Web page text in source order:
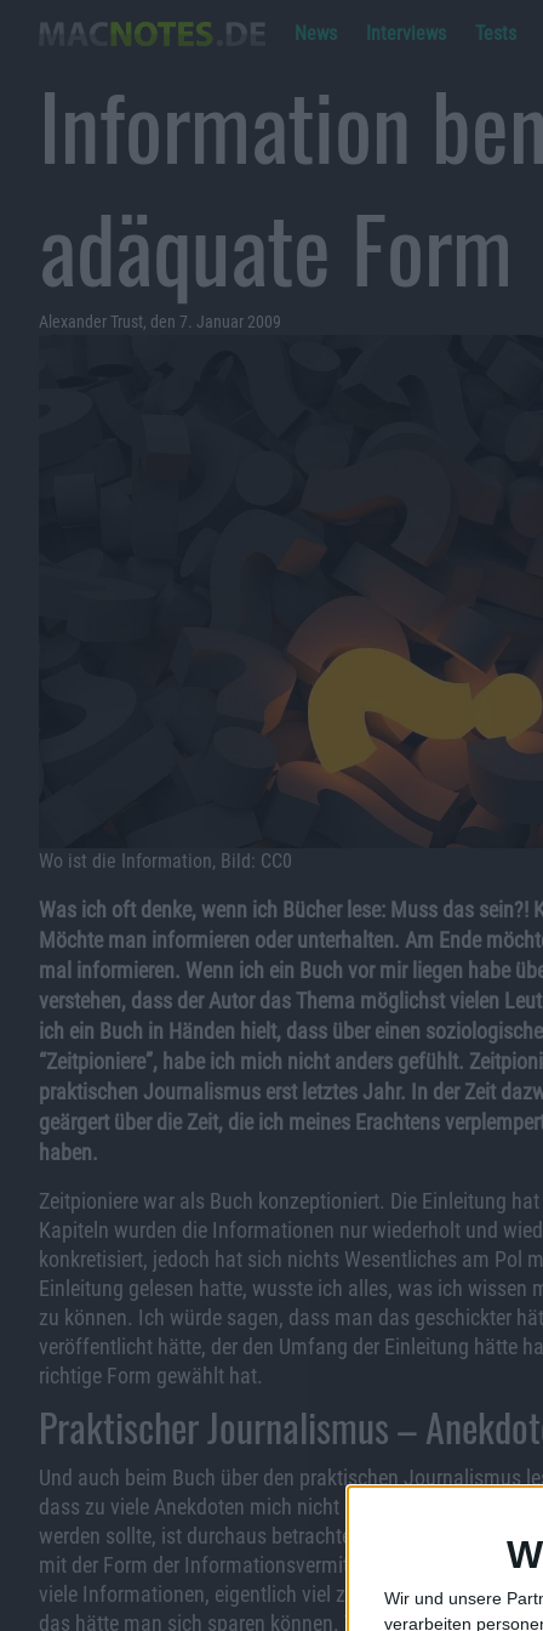
Wir und unsere
verarbeiten
News Interviews Tests
Information
adäquate Form
Alexander Trust, den 7. Januar 2009
Wo ist die Information, Bild: CC0
Was ich oft denke, wenn ich Bücher lese: Muss das
Möchte man informieren oder unterhalten. Am Ende
mal informieren. Wenn ich ein Buch vor mir liegen habe
verstehen, dass der Autor das Thema möglichst vielen
ich ein Buch in Händen hielt, dass über einen
“Zeitpioniere”, habe ich mich nicht anders gefühlt.
praktischen Journalismus erst letztes Jahr. In der Zeit
geärgert über die Zeit, die ich meines Erachtens
haben.
Zeitpioniere war als Buch konzeptioniert. Die Einleitung
Kapiteln wurden die Informationen nur wiederholt und
konkretisiert, jedoch hat sich nichts Wesentliches am Pol
Einleitung gelesen hatte, wusste ich alles, was ich wissen
zu können. Ich würde sagen, dass man das geschickter
veröffentlicht hätte, der den Umfang der Einleitung hätte
richtige Form gewählt hat.
Praktischer Journalismus –
Und auch beim Buch über den praktischen Journalismus
dass zu viele Anekdoten mich nicht unterhalten, sondern
werden sollte, ist durchaus betrachtenswert. Doch hätten
mit der Form der Informationsvermittlung auseinander zu
viele Informationen, eigentlich viel zu viele. Man vergisst
das hätte man sich sparen können. Verschiedene